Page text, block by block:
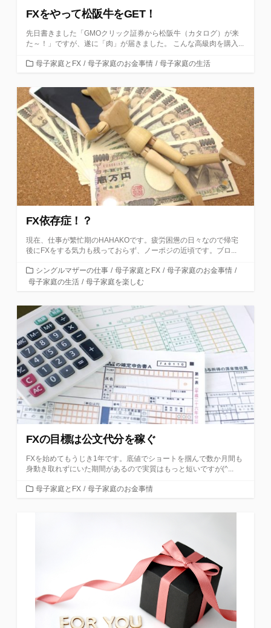
FXをやって松阪牛をGET！
先日書きました「GMOクリック証券から松阪牛（カタログ）が来
た～！」ですが、遂に「肉」が届きました。 こんな高級肉を購入...
カ
リ
ー
母子家庭とFX / 母子家庭のお金事情 / 母子家庭の生活
FX依存症！？
現在、仕事が繁忙期のHAHAKOです。疲労困憊の日々なので帰宅
後にFXをする気力も残っておらず、ノーポジの近頃です。ブロ...
カ
テ
リ
ー
シングルマザーの仕事 / 母子家庭とFX / 母子家庭のお金事情 /
母子家庭の生活 / 母子家庭を楽しむ
FXの目標は公文代分を稼ぐ
FXを始めてもうじき1年です。底値でショートを掴んで数か月間も
身動き取れずにいた期間があるので実質はもっと短いですが(^...
カ母子家庭とFX / 母子家庭のお金事情